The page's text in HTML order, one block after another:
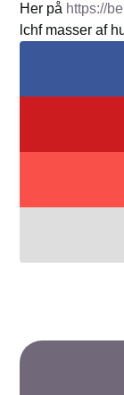
Her på https://
lchf masser af